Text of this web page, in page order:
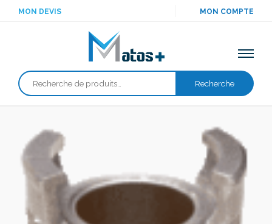
MON DEVIS MON COMPTE
Recherche
Recherche